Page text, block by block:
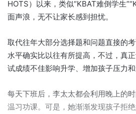
HOTS）以来，类似“KBAT难倒学生
面声浪，无不让家长感到担忧。
取代往年大部分选择题和问题直接的
水平确实比以往有所提高，不过，真
试成绩不佳影响升学、增加孩子压力和
每天下班后，李太太都会利用晚上的
温习功课。可是，她渐渐发现孩子拒